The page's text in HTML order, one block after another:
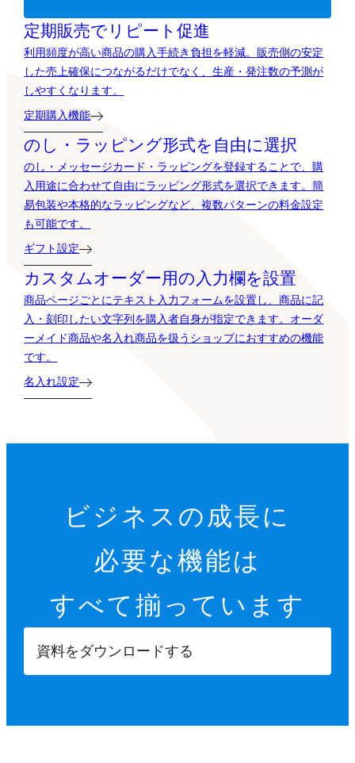
定期販売でリピート促進
利用頻度が高い商品の購入手続き負担を軽減。販売側の安定
した売上確保につながるだけでなく、生産・発注数の予測が
しやすくなります。
定期購入機能
のし・ラッピング形式を自由に選択
のし・メッセージカード・ラッピングを登録することで、購
入用途に合わせて自由にラッピング形式を選択できます。簡
易包装や本格的なラッピングなど、複数パターンの料金設定
も可能です。
ギフト設定
カスタムオーダー用の入力欄を設置
商品ページごとにテキスト入力フォームを設置し、商品に記
入・刻印したい文字列を購入者自身が指定できます。オーダ
ーメイド商品や名入れ商品を扱うショップにおすすめの機能
です。
名入れ設定
ビジネスの成長に
必要な機能は
すべて揃っています
資料をダウンロードする